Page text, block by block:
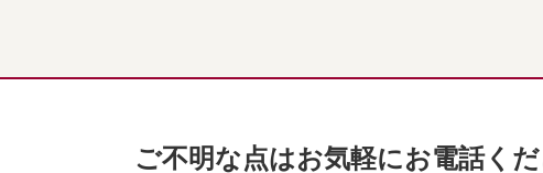
ご不明な点はお気軽にお電話く